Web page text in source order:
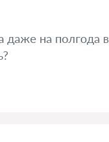
даже на полгода в